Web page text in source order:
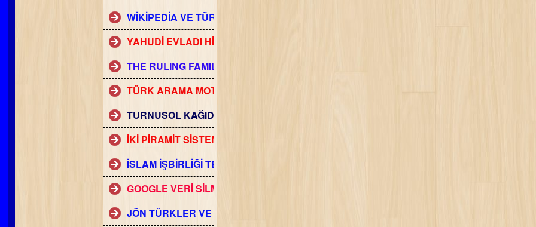
WİKİPEDİA VE TÜRKİYE'YE SAYGISIZLIK
YAHUDİ EVLADI HİTLER VE SOYKIRIM YALANI
THE RULING FAMILIES OF THE WORLD
TÜRK ARAMA MOTORU YAANİ
TURNUSOL KAĞIDI
İKİ PİRAMİT SİSTEMİ
İSLAM İŞBİRLİĞİ TEŞKİLATI VE DOĞU KUDÜS
GOOGLE VERİ SİLME YÖNTEMİ
JÖN TÜRKLER VE OSMANLI